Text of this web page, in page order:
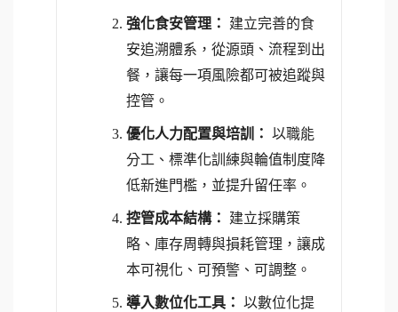
強化食安管理：
建立完善的食
安追溯體系，從源頭、流程到出
餐，讓每一項風險都可被追蹤與
控管。
優化人力配置與培訓： 以職能
分工、標準化訓練與輪值制度降
低新進門檻，並提升留任率。
控管成本結構：
建立採購策
略、庫存周轉與損耗管理，讓成
本可視化、可預警、可調整。
導入數位化工具： 以數位化提